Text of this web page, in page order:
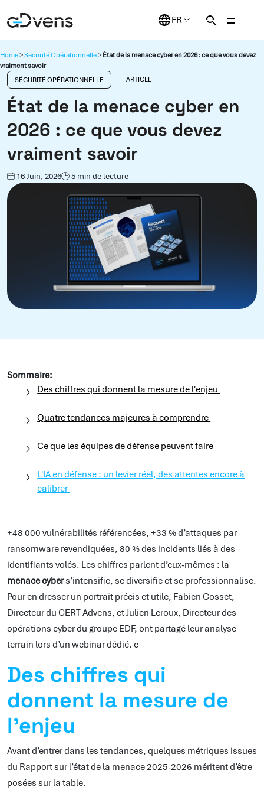
au
Home>Sécurité Opérationnelle> État de la menace cyber en 2026 : ce que vous devez
vraiment savoir
SÉCURITÉ OPÉRATIONNELLE
ARTICLE
État de la menace cyber en
2026 : ce que vous devez
vraiment savoir
16 Juin, 2026 5 min de lecture
Sommaire:
Des chiffres qui donnent la mesure de l'enjeu
Quatre tendances majeures à comprendre
Ce que les équipes de défense peuvent faire
L'IA en défense : un levier réel, des attentes encore à
calibrer
+48 000 vulnérabilités référencées, +33 % d’attaques par
ransomware revendiquées, 80 % des incidents liés à des
identifiants volés. Les chiffres parlent d’eux-mêmes : la
menace cybers’intensifie, se diversifie et se professionnalise.
Pour en dresser un portrait précis et utile, Fabien Cosset,
Directeur du CERT Advens, et Julien Leroux, Directeur des
opérations cyber du groupe EDF, ont partagé leur analyse
terrain lors d’un webinar dédié. c
Des chiffres qui
donnent la mesure de
l’enjeu
Avant d’entrer dans les tendances, quelques métriques issues
du Rapport sur l’état de la menace 2025-2026 méritent d’être
posées sur la table.